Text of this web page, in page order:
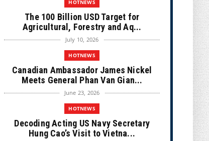
HOTNEWS
The 100 Billion USD Target for
Agricultural, Forestry and Aq...
July 10, 2026
HOTNEWS
Canadian Ambassador James Nickel
Meets General Phan Van Gian...
June 23, 2026
HOTNEWS
Decoding Acting US Navy Secretary
Hung Cao’s Visit to Vietna...